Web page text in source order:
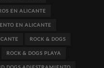
EN ALICANTE
EN ALICANTE
ROCK & DOGS
ROCK & DOGS PLAYA